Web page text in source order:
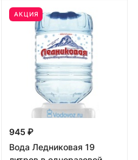
АКЦИЯ
945 ₽
Вода Ледниковая 19